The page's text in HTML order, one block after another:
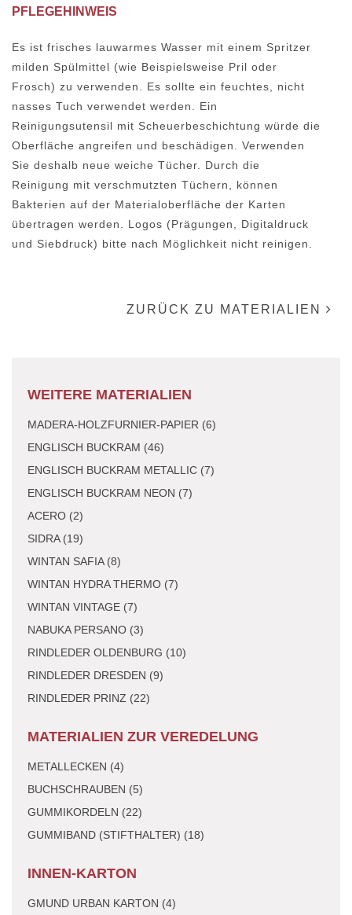
PFLEGEHINWEIS
Es ist frisches lauwarmes Wasser mit einem Spritzer
milden Spülmittel (wie Beispielsweise Pril oder
Frosch) zu verwenden. Es sollte ein feuchtes, nicht
nasses Tuch verwendet werden. Ein
Reinigungsutensil mit Scheuerbeschichtung würde die
Oberfläche angreifen und beschädigen. Verwenden
Sie deshalb neue weiche Tücher. Durch die
Reinigung mit verschmutzten Tüchern, können
Bakterien auf der Materialoberfläche der Karten
übertragen werden. Logos (Prägungen, Digitaldruck
und Siebdruck) bitte nach Möglichkeit nicht reinigen.
ZURÜCK ZU MATERIALIEN
WEITERE MATERIALIEN
MADERA-HOLZFURNIER-PAPIER (6)
ENGLISCH BUCKRAM (46)
ENGLISCH BUCKRAM METALLIC (7)
ENGLISCH BUCKRAM NEON (7)
ACERO (2)
SIDRA (19)
WINTAN SAFIA (8)
WINTAN HYDRA THERMO (7)
WINTAN VINTAGE (7)
NABUKA PERSANO (3)
RINDLEDER OLDENBURG (10)
RINDLEDER DRESDEN (9)
RINDLEDER PRINZ (22)
MATERIALIEN ZUR VEREDELUNG
METALLECKEN (4)
BUCHSCHRAUBEN (5)
GUMMIKORDELN (22)
GUMMIBAND (STIFTHALTER) (18)
INNEN-KARTON
GMUND URBAN KARTON (4)